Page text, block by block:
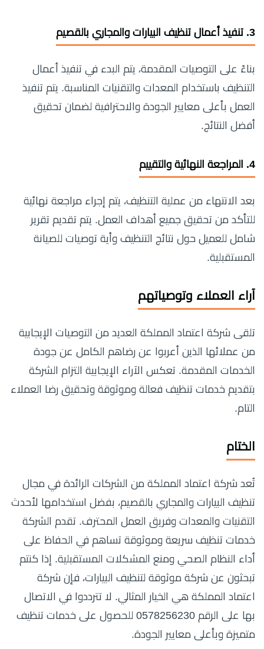
3. تنفيذ أعمال تنظيف البيارات والمجاري بالقصيم
بناءً على التوصيات المقدمة، يتم البدء في تنفيذ أعمال
التنظيف باستخدام المعدات والتقنيات المناسبة. يتم تنفيذ
العمل بأعلى معايير الجودة والاحترافية لضمان تحقيق
أفضل النتائج.
4. المراجعة النهائية والتقييم
بعد الانتهاء من عملية التنظيف، يتم إجراء مراجعة نهائية
للتأكد من تحقيق جميع أهداف العمل. يتم تقديم تقرير
شامل للعميل حول نتائج التنظيف وأية توصيات للصيانة
المستقبلية.
آراء العملاء وتوصياتهم
تلقى شركة اعتماد المملكة العديد من التوصيات الإيجابية
من عملائها الذين أعربوا عن رضاهم الكامل عن جودة
الخدمات المقدمة. تعكس الآراء الإيجابية التزام الشركة
بتقديم خدمات تنظيف فعالة وموثوقة وتحقيق رضا العملاء
التام.
الختام
تُعد شركة اعتماد المملكة من الشركات الرائدة في مجال
تنظيف البيارات والمجاري بالقصيم، بفضل استخدامها لأحدث
التقنيات والمعدات وفريق العمل المحترف. تقدم الشركة
خدمات تنظيف سريعة وموثوقة تساهم في الحفاظ على
أداء النظام الصحي ومنع المشكلات المستقبلية. إذا كنتم
تبحثون عن شركة موثوقة لتنظيف البيارات، فإن شركة
اعتماد المملكة هي الخيار المثالي. لا تترددوا في الاتصال
بها على الرقم 0578256230 للحصول على خدمات تنظيف
متميزة وبأعلى معايير الجودة.